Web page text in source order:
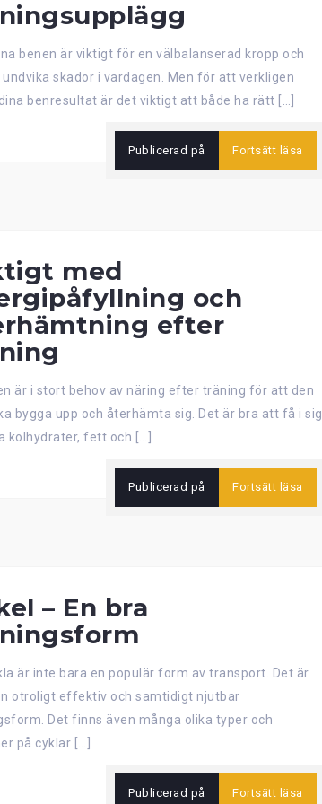
benen är viktigt för en välbalanserad kropp och
skador i vardagen. Men för att verkligen
benresultat är det viktigt att både ha rätt […]
Publicerad på Fortsätt läsa
med
och
efter
är i stort behov av näring efter träning för att den
bygga upp och återhämta sig. Det är bra att få i sig
kolhydrater, fett och […]
Publicerad på Fortsätt läsa
– En bra
är inte bara en populär form av transport. Det är
otroligt effektiv och samtidigt njutbar
Det finns även många olika typer och
på cyklar […]
Publicerad på Fortsätt läsa